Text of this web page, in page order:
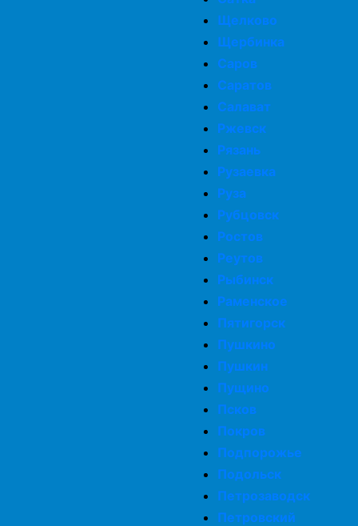
Щелково
Щербинка
Саров
Саратов
Салават
Ржевск
Рязань
Рузаевка
Руза
Рубцовск
Ростов
Реутов
Рыбинск
Раменское
Пятигорск
Пушкино
Пушкин
Пущино
Псков
Покров
Подпорожье
Подольск
Петрозаводск
Петровский